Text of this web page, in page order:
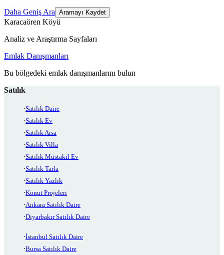
Daha Geniş Ara Aramayı Kaydet
Karacaören Köyü
Analiz ve Araştırma Sayfaları
Emlak Danışmanları
Bu bölgedeki emlak danışmanlarını bulun
Satılık
Satılık Daire
Satılık Ev
Satılık Arsa
Satılık Villa
Satılık Müstakil Ev
Satılık Tarla
Satılık Yazlık
Konut Projeleri
Ankara Satılık Daire
Diyarbakır Satılık Daire
İstanbul Satılık Daire
Bursa Satılık Daire